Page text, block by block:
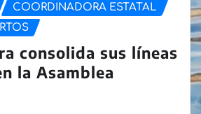
COORDINADORA ESTATAL
consolida sus líneas
la Asamblea